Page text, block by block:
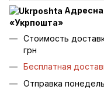
«Укрпошта»
Стоимость
грн
Бесплатная
Отправка